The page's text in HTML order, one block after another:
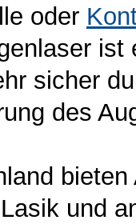
oder
ist
sicher
des
und